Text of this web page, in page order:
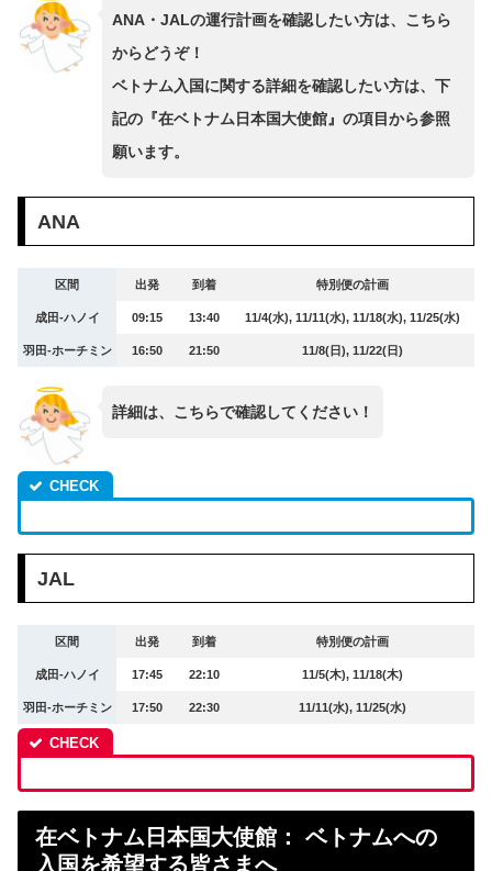
ANA・JALの運行計画を確認したい方は、こちら
からどうぞ！
ベトナム入国に関する詳細を確認したい方は、下
記の『在ベトナム日本国大使館』の項目から参照
願います。
ANA
区間 出発 到着 特別便の計画
成田-ハノイ 09:15 13:40 11/4(水), 11/11(水), 11/18(水), 11/25(水)
羽田-ホーチミン 16:50 21:50 11/8(日), 11/22(日)
詳細は、こちらで確認してください！
JAL
区間 出発 到着 特別便の計画
成田-ハノイ 17:45 22:10 11/5(木), 11/18(木)
羽田-ホーチミン 17:50 22:30 11/11(水), 11/25(水)
在ベトナム日本国大使館： ベトナムへの
入国を希望する皆さまへ